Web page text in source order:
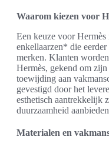
Waarom kiezen voor
Een keuze voor
enkellaarzen* die
merken. Klanten
Hermès, gekend om
toewijding aan
gevestigd door het
esthetisch aantrekkelijk
duurzaamheid
Materialen en